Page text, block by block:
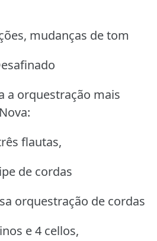
mudanças de tom
a orquestração mais
flautas,
de cordas
orquestração de cordas
e 4 cellos,